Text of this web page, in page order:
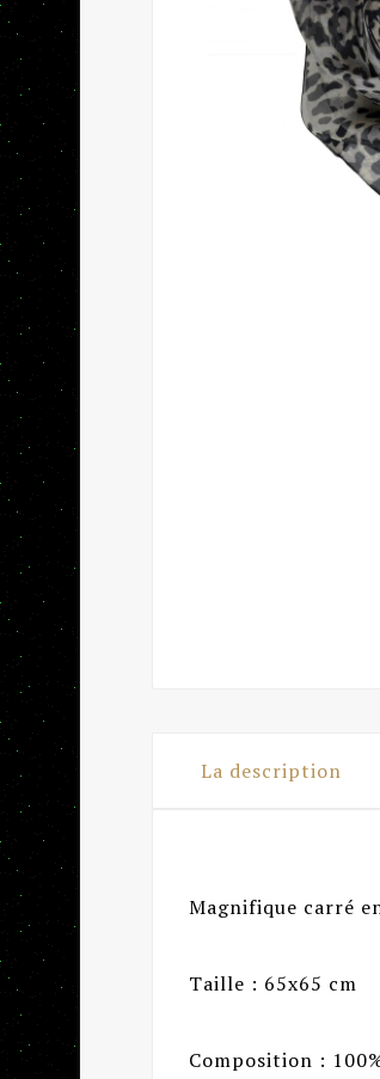
La description
Magnifique carré
Taille : 65x65 cm
Composition :